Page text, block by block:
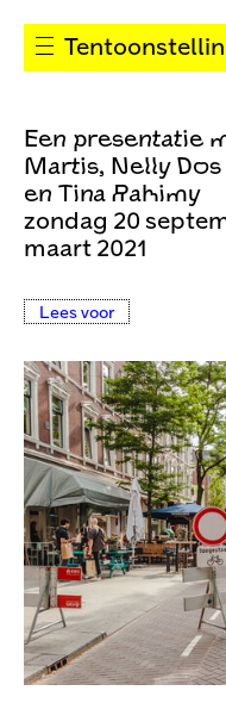
Een presentatie
Martis, Nelly Dos
en Tina Rahimy
zondag 20
maart 2021
Lees voor